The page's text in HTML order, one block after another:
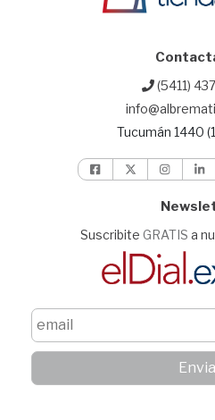
(5411)
Tucumán 1440
Suscribite GRATIS a